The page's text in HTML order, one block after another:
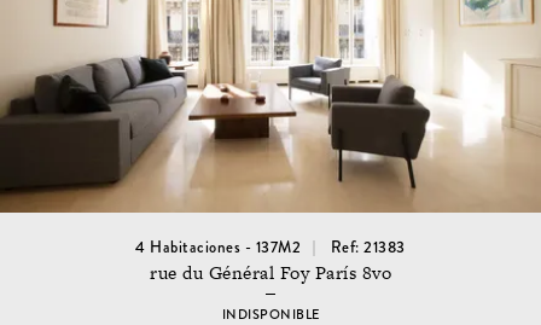
4 Habitaciones - 137M2 Ref: 21383
rue du Général Foy París 8vo
INDISPONIBLE